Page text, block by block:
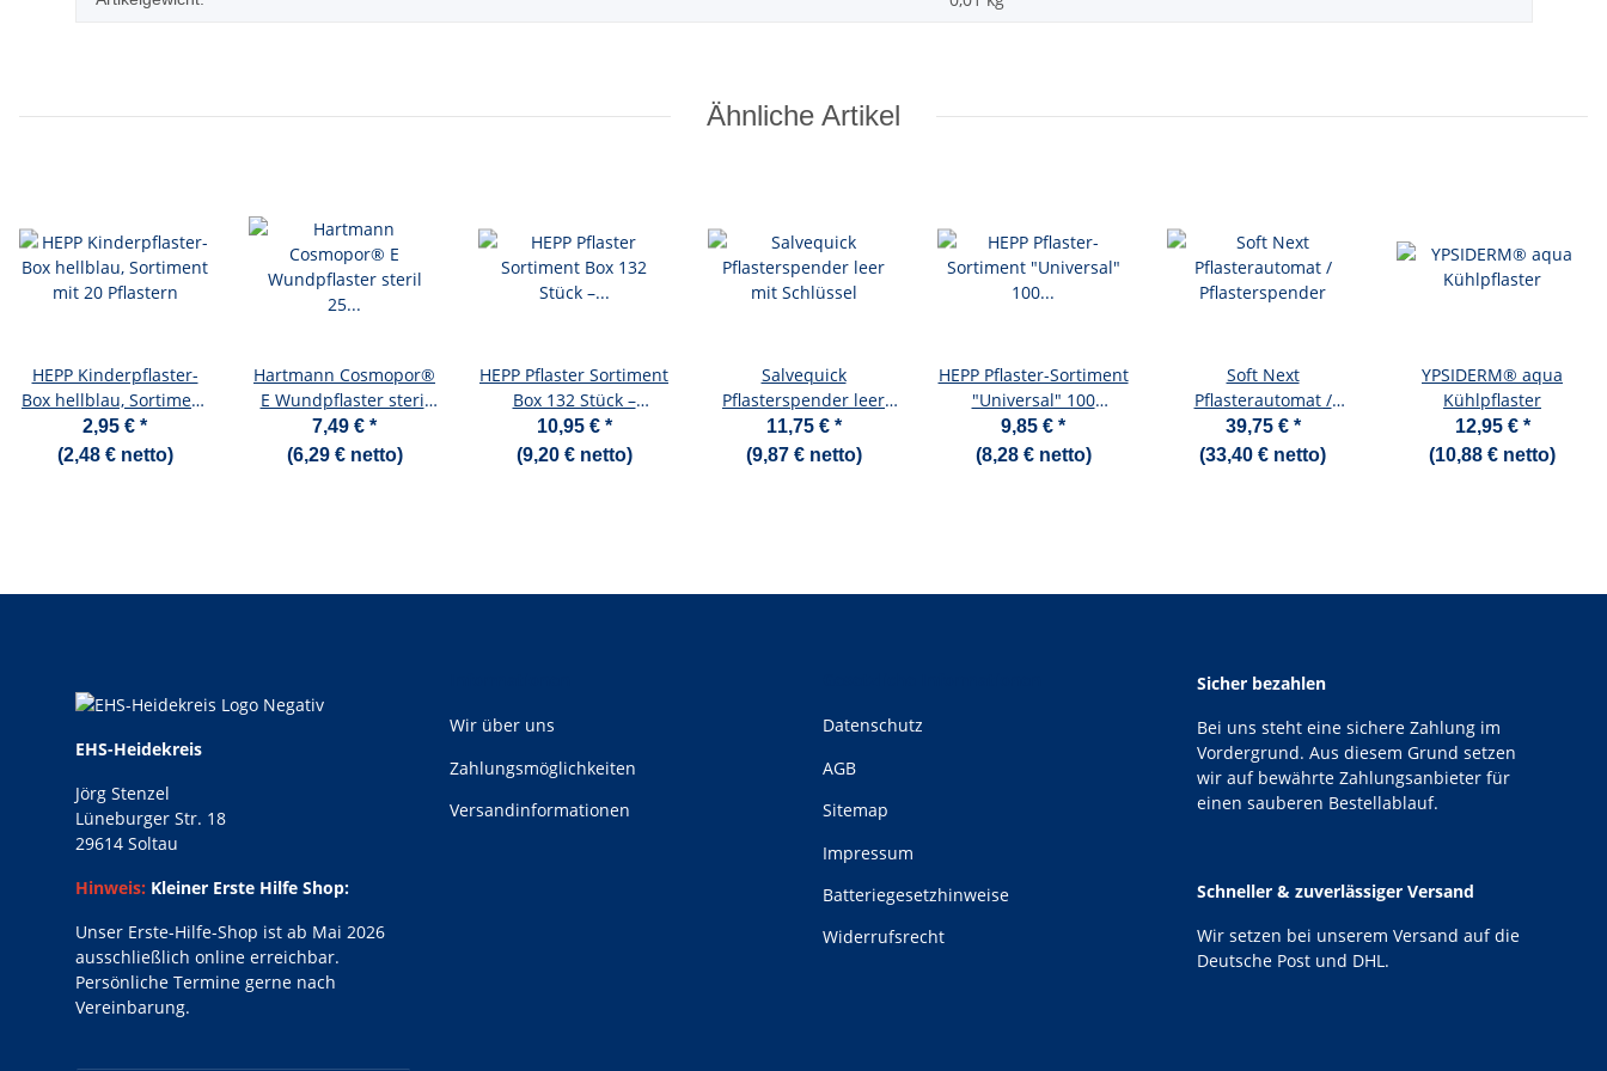
Ähnliche Artikel
HEPP Kinderpflaster-
Box hellblau, Sortiment
mit 20 Pflastern
2,95 € *
(2,48 € netto)
Hartmann Cosmopor®
E Wundpflaster steril
25 Stück 10 x 8 cm
7,49 € *
(6,29 € netto)
HEPP Pflaster Sortiment
Box 132 Stück –
Aluminierte Pflaster für
Wundversorgung, steril
10,95 € *
(9,20 € netto)
Salvequick
Pflasterspender leer
mit Schlüssel
11,75 € *
(9,87 € netto)
HEPP Pflaster-Sortiment
"Universal" 100
verschiedene Pflaster
9,85 € *
(8,28 € netto)
Soft Next
Pflasterautomat /
Pflasterspender
39,75 € *
(33,40 € netto)
YPSIDERM® aqua
Kühlpflaster
12,95 € *
(10,88 € netto)
EHS-Heidekreis
Jörg Stenzel
Lüneburger Str. 18
29614 Soltau
Hinweis: Kleiner Erste Hilfe Shop:
Unser Erste-Hilfe-Shop ist ab Mai 2026
ausschließlich online erreichbar.
Persönliche Termine gerne nach
Vereinbarung.
Wir über uns
Zahlungsmöglichkeiten
Versandinformationen
Datenschutz
AGB
Sitemap
Impressum
Batteriegesetzhinweise
Widerrufsrecht
Sicher bezahlen
Bei uns steht eine sichere Zahlung im
Vordergrund. Aus diesem Grund setzen
wir auf bewährte Zahlungsanbieter für
einen sauberen Bestellablauf.
Schneller & zuverlässiger Versand
Wir setzen bei unserem Versand auf die
Deutsche Post und DHL.